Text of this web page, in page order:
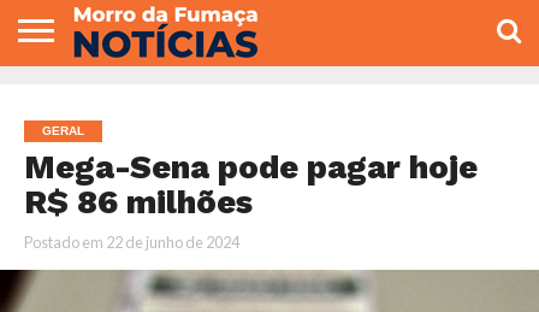
VEREADORES
GERAL
Mega-Sena pode pagar hoje
R$ 86 milhões
Postado em 22 de junho de 2024